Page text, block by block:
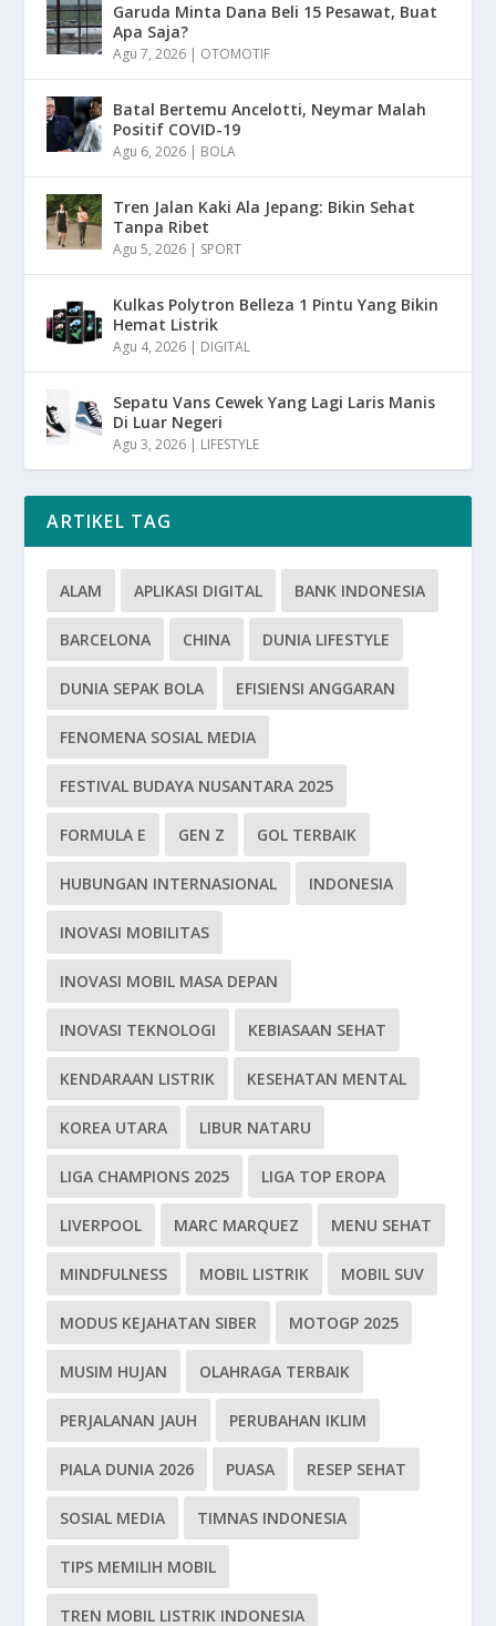
Garuda Minta Dana Beli 15 Pesawat, Buat
Apa Saja?
Agu 7, 2026 | OTOMOTIF
Batal Bertemu Ancelotti, Neymar Malah
Positif COVID-19
Agu 6, 2026 | BOLA
Tren Jalan Kaki Ala Jepang: Bikin Sehat
Tanpa Ribet
Agu 5, 2026 | SPORT
Kulkas Polytron Belleza 1 Pintu Yang Bikin
Hemat Listrik
Agu 4, 2026 | DIGITAL
Sepatu Vans Cewek Yang Lagi Laris Manis
Di Luar Negeri
Agu 3, 2026 | LIFESTYLE
ARTIKEL TAG
ALAM APLIKASI DIGITAL BANK INDONESIA
BARCELONA CHINA DUNIA LIFESTYLE
DUNIA SEPAK BOLA EFISIENSI ANGGARAN
FENOMENA SOSIAL MEDIA
FESTIVAL BUDAYA NUSANTARA 2025
FORMULA E GEN Z GOL TERBAIK
HUBUNGAN INTERNASIONAL INDONESIA
INOVASI MOBILITAS
INOVASI MOBIL MASA DEPAN
INOVASI TEKNOLOGI KEBIASAAN SEHAT
KENDARAAN LISTRIK KESEHATAN MENTAL
KOREA UTARA LIBUR NATARU
LIGA CHAMPIONS 2025 LIGA TOP EROPA
LIVERPOOL MARC MARQUEZ MENU SEHAT
MINDFULNESS MOBIL LISTRIK MOBIL SUV
MODUS KEJAHATAN SIBER MOTOGP 2025
MUSIM HUJAN OLAHRAGA TERBAIK
PERJALANAN JAUH PERUBAHAN IKLIM
PIALA DUNIA 2026 PUASA RESEP SEHAT
SOSIAL MEDIA TIMNAS INDONESIA
TIPS MEMILIH MOBIL
TREN MOBIL LISTRIK INDONESIA